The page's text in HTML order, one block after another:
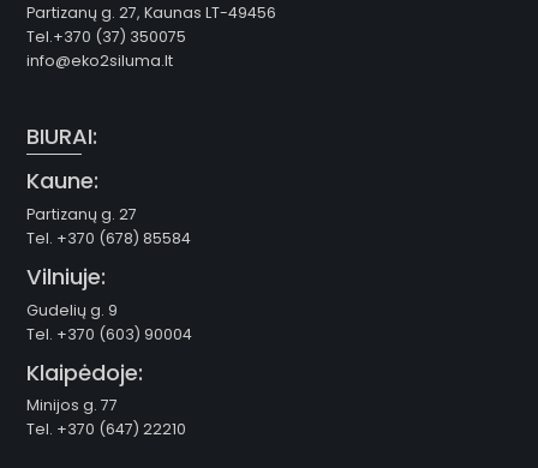
Partizanų g. 27, Kaunas LT-49456
Tel.+370 (37) 350075
info@eko2siluma.lt
BIURAI:
Kaune:
Partizanų g. 27
Tel. +370 (678) 85584
Vilniuje:
Gudelių g. 9
Tel. +370 (603) 90004
Klaipėdoje:
Minijos g. 77
Tel. +370 (647) 22210